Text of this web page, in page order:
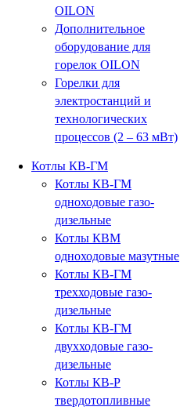
OILON
Дополнительное
оборудование для
горелок OILON
Горелки для
электростанций и
технологических
процессов (2 – 63 мВт)
Котлы КВ-ГМ
Котлы КВ-ГМ
одноходовые газо-
дизельные
Котлы КВМ
одноходовые мазутные
Котлы КВ-ГМ
трехходовые газо-
дизельные
Котлы КВ-ГМ
двухходовые газо-
дизельные
Котлы КВ-Р
твердотопливные